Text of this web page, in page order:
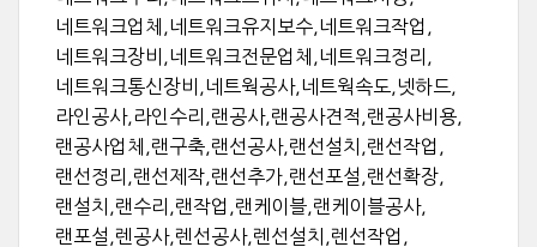
네트워크업체,네트워크유지보수,네트워크작업,
네트워크장비,네트워크전문업체,네트워크정리,
네트워크통신장비,네트웍공사,네트웍속도,넷하드,
라인공사,라인수리,랜공사,랜공사견적,랜공사비용,
랜공사업체,랜구축,랜선공사,랜선설치,랜선작업,
랜선정리,랜선제작,랜선추가,랜선포설,랜선확장,
랜설치,랜수리,랜작업,랜케이블,랜케이블공사,
랜포설,렌공사,렌선공사,렌선설치,렌선작업,